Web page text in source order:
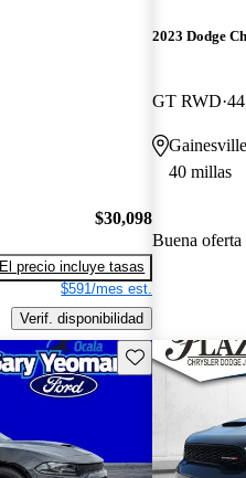
$30,098
El precio incluye tasas
$591/mes est.
Verif. disponibilidad
2023 Dodge
GT RWD
40 millas
Buena oferta
Guarda este Aviso